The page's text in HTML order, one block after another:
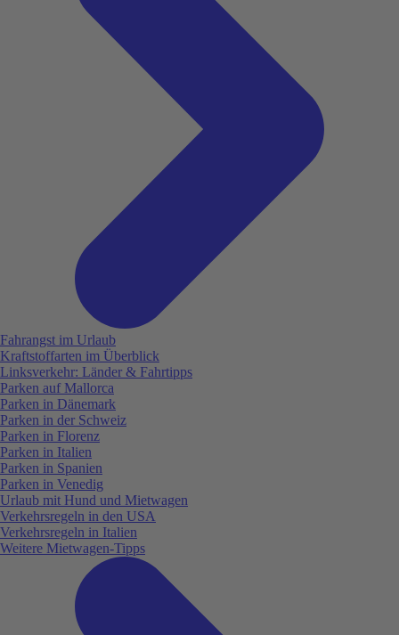
Fahrangst im Urlaub
Kraftstoffarten im Überblick
Linksverkehr: Länder & Fahrtipps
Parken auf Mallorca
Parken in Dänemark
Parken in der Schweiz
Parken in Florenz
Parken in Italien
Parken in Spanien
Parken in Venedig
Urlaub mit Hund und Mietwagen
Verkehrsregeln in den USA
Verkehrsregeln in Italien
Weitere Mietwagen-Tipps